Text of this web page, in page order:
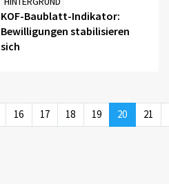
KOF-Baublatt-Indikator:
Bewilligungen stabilisieren
sich
16 17 18 19 20 21